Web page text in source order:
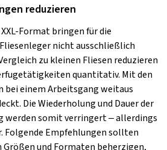
reduzieren
Format bringen für die
nicht ausschließlich
zu kleinen Fliesen reduzieren
quantitativ. Mit den
einem Arbeitsgang weitaus
Die Wiederholung und Dauer der
werden somit verringert – allerdings
Folgende Empfehlungen sollten
und Formaten beherzigen,